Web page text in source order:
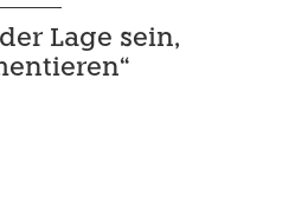
Lage sein,